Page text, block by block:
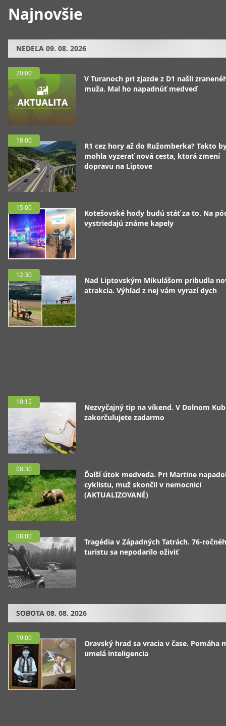
Najnovšie
NEDEĽA 09. 08. 2026
20:00
V Turanoch pri zjazde z D1 našli
muža. Mal ho napadnúť medveď
18:00
R1 cez hory až do Ružomberka? Takto
mohla vyzerať nová cesta, ktorá zmení
dopravu na Liptove
15:00
Kotešovské hody budú stáť za to. Na
vystriedajú známe kapely
12:30
Nad Liptovským Mikulášom pribudla
atrakcia. Výhľad z nej vám vyrazí dych
10:15
Nezvyčajný tip na víkend. V Dolnom
zakorčuľujete zadarmo
08:30
Ďalší útok medveďa. Pri Martine
cyklistu, muž skončil v nemocnici
(AKTUALIZOVANÉ)
08:00
Tragédia v Západných Tatrách. 76-
turistu sa nepodarilo oživiť
SOBOTA 08. 08. 2026
19:00
Oravský hrad sa vracia v čase. Pomáha
umelá inteligencia